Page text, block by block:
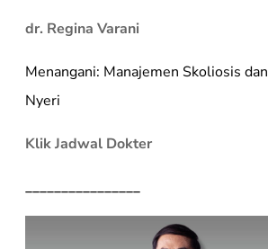
dr. Regina Varani
Menangani: Manajemen Skoliosis dan
Nyeri
Klik Jadwal Dokter
________________